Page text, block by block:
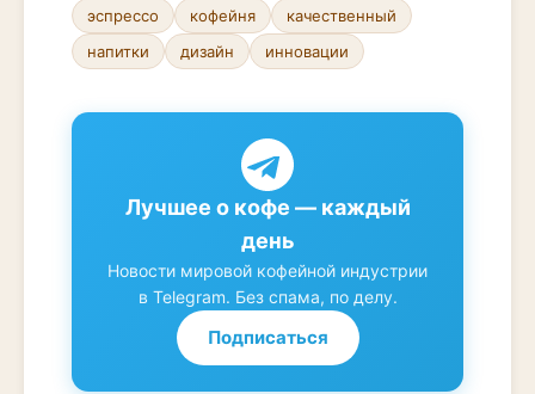
эспрессо кофейня
качественный
напитки
дизайн инновации
Лучшее о кофе — каждый
день
Новости мировой кофейной индустрии
в Telegram. Без спама, по делу.
Подписаться